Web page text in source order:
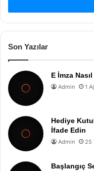
Son Yazılar
E İmza
Admin 1
Hediye
İfade Edin
Admin 25
Başlangıç